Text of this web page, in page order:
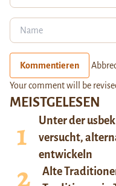
MEISTGELESEN
Unter der
versucht,
entwickeln
Alte
Kommentieren
Your comment will be